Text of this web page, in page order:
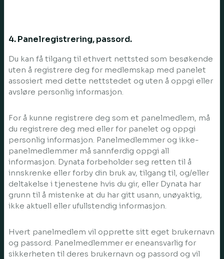
4. Panelregistrering, passord.
Du kan få tilgang til ethvert nettsted som besøkende
uten å registrere deg for medlemskap med panelet
assosiert med dette nettstedet og uten å oppgi eller
avsløre personlig informasjon.
For å kunne registrere deg som et panelmedlem, må
du registrere deg med eller for panelet og oppgi
personlig informasjon. Panelmedlemmer og ikke-
panelmedlemmer må sannferdig oppgi all
informasjon. Dynata forbeholder seg retten til å
innskrenke eller forby din bruk av, tilgang til, og/eller
deltakelse i tjenestene hvis du gir, eller Dynata har
grunn til å mistenke at du har gitt usann, unøyaktig,
ikke aktuell eller ufullstendig informasjon.
Hvert panelmedlem vil opprette sitt eget brukernavn
og passord. Panelmedlemmer er eneansvarlig for
sikkerheten til deres brukernavn og passord og vil